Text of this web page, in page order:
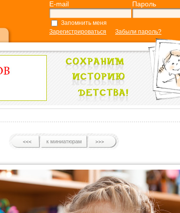
E-mail Пароль
Запомнить меня
Зарегистрироваться
Забыли пароль?
к миниатюрам